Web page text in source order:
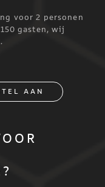
voor 2 personen
gasten, wij
AAN